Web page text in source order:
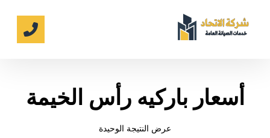
أسعار باركيه رأس الخيمة
عرض النتيجة الوحيدة